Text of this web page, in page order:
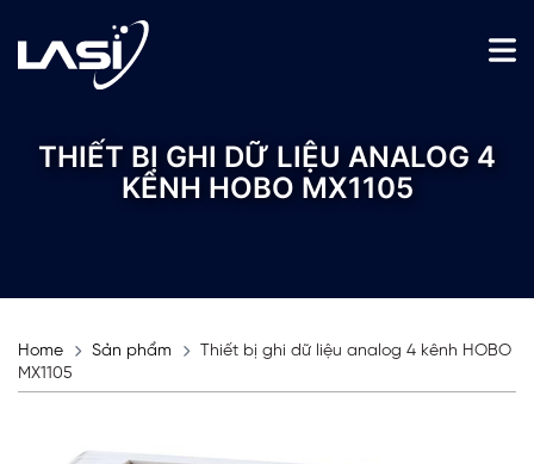
THIẾT BỊ GHI DỮ LIỆU ANALOG 4
KÊNH HOBO MX1105
Home Sản phẩm
Thiết bị ghi dữ liệu analog 4 kênh HOBO
MX1105